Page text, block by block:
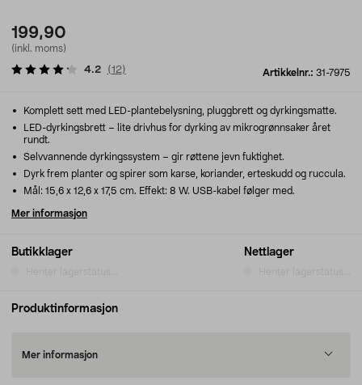
199,90
(inkl. moms)
Artikkelnr.: 31-7975
4.2 (12)
Butikklager Nettlager
Komplett sett med LED-plantebelysning, pluggbrett og dyrkingsmatte.
LED-dyrkingsbrett – lite drivhus for dyrking av mikrogrønnsaker året
rundt.
Selvvannende dyrkingssystem – gir røttene jevn fuktighet.
Dyrk frem planter og spirer som karse, koriander, erteskudd og ruccula.
Mål: 15,6 x 12,6 x 17,5 cm. Effekt: 8 W. USB-kabel følger med.
Mer informasjon
Produktinformasjon
Mer informasjon